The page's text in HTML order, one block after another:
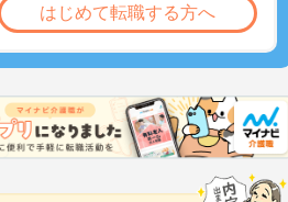
はじめて転職する方へ